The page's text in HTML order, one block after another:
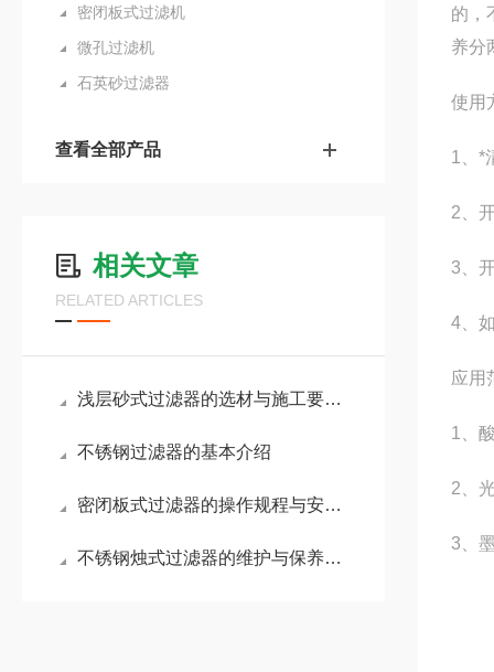
密闭板式过滤机
微孔过滤机
石英砂过滤器
查看全部产品
相关文章
RELATED ARTICLES
浅层砂式过滤器的选材与施工要点是什么？
不锈钢过滤器的基本介绍
密闭板式过滤器的操作规程与安全注意事项
不锈钢烛式过滤器的维护与保养指南
的，
养分
使用
1、*
2、
3、
4、
应用
1、
2、
3、